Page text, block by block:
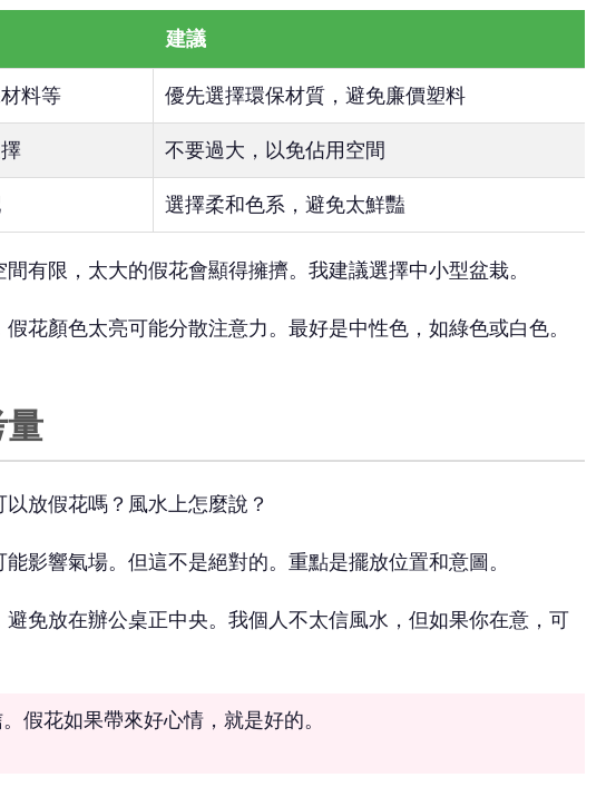
建議
料等 優先選擇環保材質，避免廉價塑料
不要過大，以免佔用空間
選擇柔和色系，避免太鮮豔
有限，太大的假花會顯得擁擠。我建議選擇中小型盆栽。
花顏色太亮可能分散注意力。最好是中性色，如綠色或白色。
放假花嗎？風水上怎麼說？
影響氣場。但這不是絕對的。重點是擺放位置和意圖。
免放在辦公桌正中央。我個人不太信風水，但如果你在意，可
假花如果帶來好心情，就是好的。